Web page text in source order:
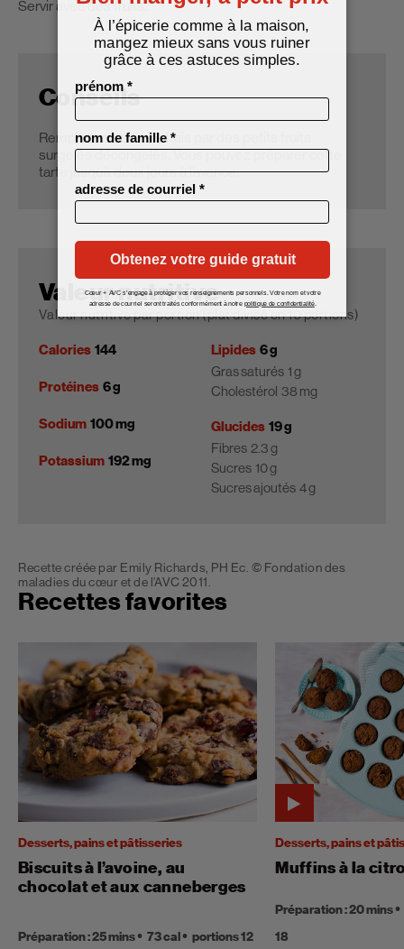
Servir avec des fruits.
Conseils
Remplacez les fruits frais par des petits fruits
surgelés décongelés. Vous pouvez préparer cette
tarte jusqu’à deux jours à l’avance.
Valeur nutritive
Valeur nutritive par portion (plat divisé en 10 portions)
Calories 144
Protéines 6 g
Sodium 100 mg
Potassium 192 mg
Lipides 6 g
Gras saturés 1 g
Cholestérol 38 mg
Glucides 19 g
Fibres 2.3 g
Sucres 10 g
Sucres ajoutés 4 g
Recette créée par Emily Richards, PH Ec. © Fondation des
maladies du cœur et de l’AVC 2011.
Recettes favorites
Desserts, pains et pâtisseries
Biscuits à l’avoine, au
chocolat et aux canneberges
Préparation : 25 mins 73 cal portions 12
Desserts, pains et
Muffins à la
Préparation : 20 mins
18